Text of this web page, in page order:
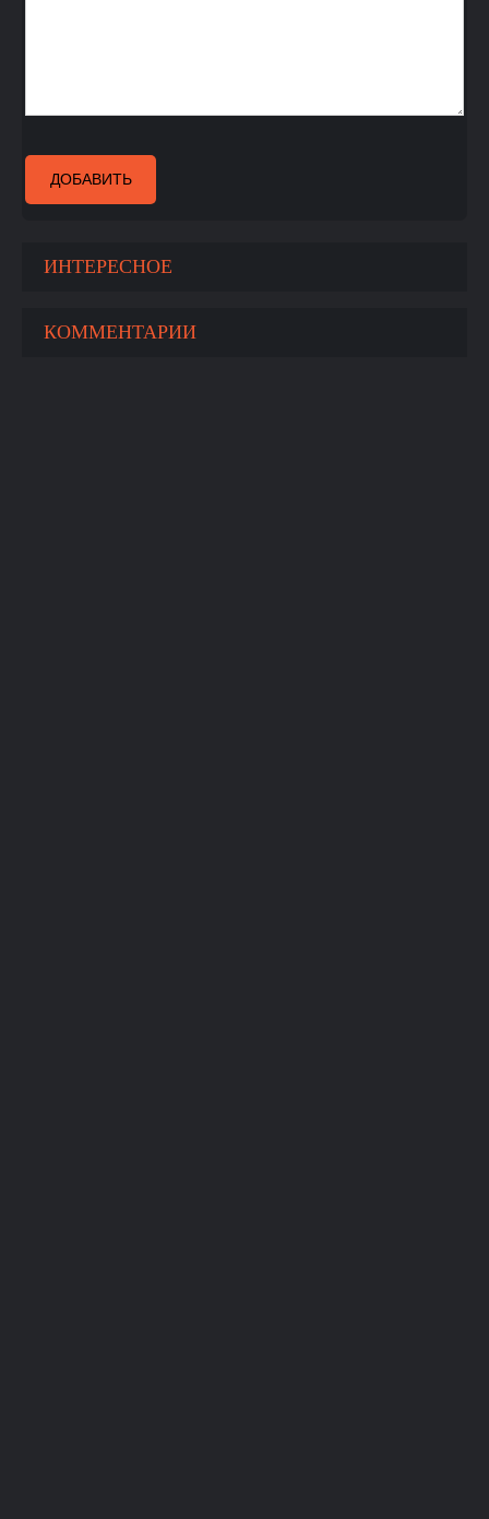
ДОБАВИТЬ
ИНТЕРЕСНОЕ
КОММЕНТАРИИ